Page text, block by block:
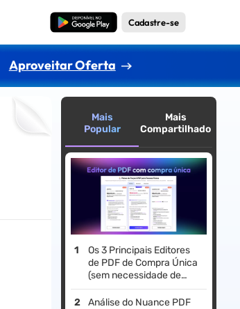
Baixar Grátis Cadastre-se
Aproveitar Oferta
Mais
Popular
Mais
Compartilhado
Os 3 Principais Editores
de PDF de Compra Única
(sem necessidade de
assinatura)
Análise do Nuance PDF